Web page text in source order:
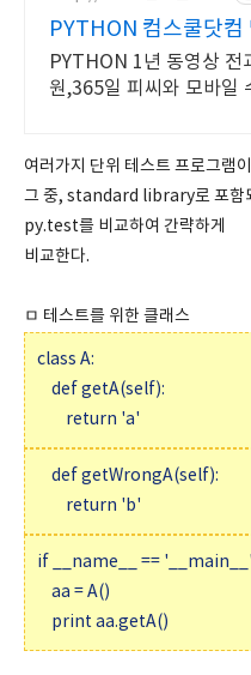
PYTHON 컴스쿨닷컴
&결제시 기프티콘!
PYTHON 1년 동영상 전
원,365일 피씨와 모바일
여러가지 단위 테스트 프로그램
그 중, standard library로 포
py.test를 비교하여 간략하게
비교한다.
ㅁ 테스트를 위한 클래스
class A:
def getA(self):
return 'a'
def getWrongA(self):
return 'b'
if __name__ ==
aa = A()
print aa.getA()